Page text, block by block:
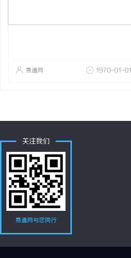
易通网 1970-01-01
关注我们
易通网与您同行